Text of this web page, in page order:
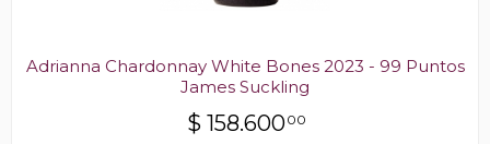
Adrianna Chardonnay White Bones 2023 - 99 Puntos
James Suckling
$ 158.60000